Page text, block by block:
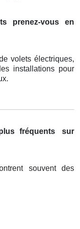
prenez-vous en
volets électriques,
installations pour
fréquents
sur
souvent des